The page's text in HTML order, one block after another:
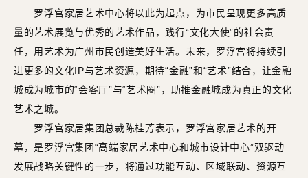
罗浮宫家居艺术中心将以此为起点，为市民呈现更多高质
量的艺术展览与优秀的艺术作品，践行“文化大使”的社会责
任，用艺术为广州市民创造美好生活。未来，罗浮宫将持续引
进更多的文化IP与艺术资源，期待“金融”和“艺术”结合，让金融
城成为城市的“会客厅”与“艺术圈”，助推金融城成为真正的文化
艺术之城。
罗浮宫家居集团总裁陈桂芳表示，罗浮宫家居艺术的开
幕，是罗浮宫集团“高端家居艺术中心和城市设计中心”双驱动
发展战略关键性的一步，将通过功能互动、区域联动、资源互